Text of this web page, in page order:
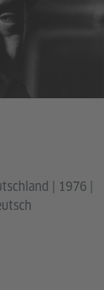
| 1976 |